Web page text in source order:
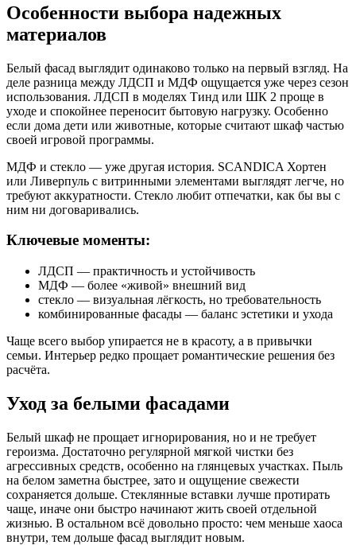
Особенности выбора надежных
материалов
Белый фасад выглядит одинаково только на первый взгляд. На
деле разница между ЛДСП и МДФ ощущается уже через сезон
использования. ЛДСП в моделях Тинд или ШК 2 проще в
уходе и спокойнее переносит бытовую нагрузку. Особенно
если дома дети или животные, которые считают шкаф частью
своей игровой программы.
МДФ и стекло — уже другая история. SCANDICA Хортен
или Ливерпуль с витринными элементами выглядят легче, но
требуют аккуратности. Стекло любит отпечатки, как бы вы с
ним ни договаривались.
Ключевые моменты:
ЛДСП — практичность и устойчивость
МДФ — более «живой» внешний вид
стекло — визуальная лёгкость, но требовательность
комбинированные фасады — баланс эстетики и ухода
Чаще всего выбор упирается не в красоту, а в привычки
семьи. Интерьер редко прощает романтические решения без
расчёта.
Уход за белыми фасадами
Белый шкаф не прощает игнорирования, но и не требует
героизма. Достаточно регулярной мягкой чистки без
агрессивных средств, особенно на глянцевых участках. Пыль
на белом заметна быстрее, зато и ощущение свежести
сохраняется дольше. Стеклянные вставки лучше протирать
чаще, иначе они быстро начинают жить своей отдельной
жизнью. В остальном всё довольно просто: чем меньше хаоса
внутри, тем дольше фасад выглядит новым.